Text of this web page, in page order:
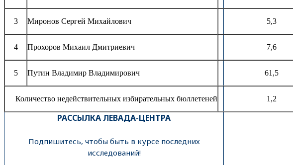
3 Миронов Сергей Михайлович 5,3
4 Прохоров Михаил Дмитриевич 7,6
5 Путин Владимир Владимирович 61,5
Количество недействительных избирательных бюллетеней 1,2
РАССЫЛКА ЛЕВАДА-ЦЕНТРА
Подпишитесь, чтобы быть в курсе последних
исследований!